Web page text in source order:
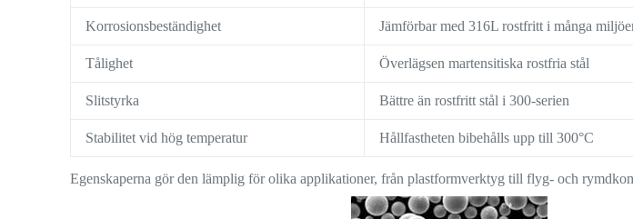
Korrosionsbeständighet Jämförbar med 316L rostfritt i många
Tålighet Överlägsen martensitiska rostfria stål
Slitstyrka Bättre än rostfritt stål i 300-serien
Stabilitet vid hög temperatur Hållfastheten bibehålls upp till 300°C
Egenskaperna gör den lämplig för olika applikationer, från plastformverktyg till flyg- och